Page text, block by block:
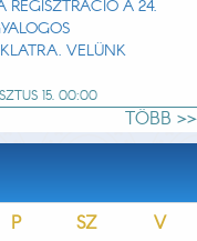
REGISZTRÁCIÓ A 24.
VELÜNK
15. 00:00
TÖBB >>
P SZ
V